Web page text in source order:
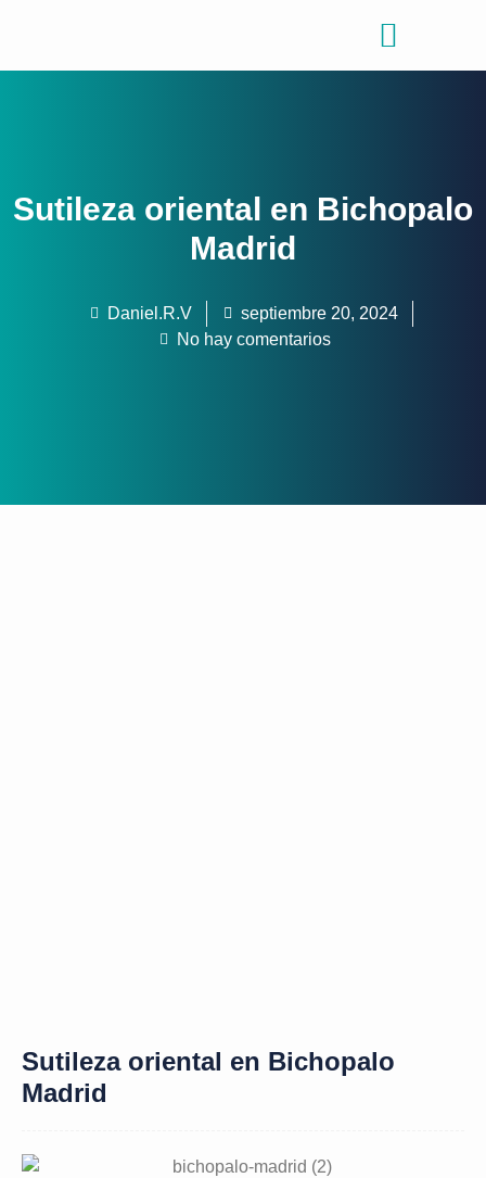
Sutileza oriental en Bichopalo
Madrid
Daniel.R.V
septiembre 20, 2024
No hay comentarios
Sutileza oriental en Bichopalo
Madrid